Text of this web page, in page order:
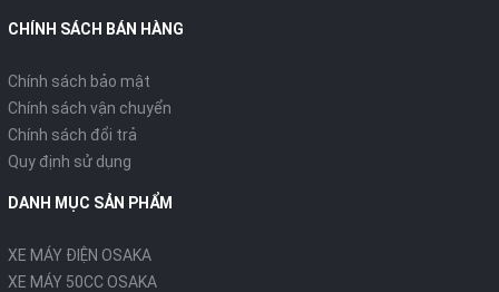
CHÍNH SÁCH BÁN HÀNG
Chính sách bảo mật
Chính sách vận chuyển
Chính sách đổi trả
Quy định sử dụng
DANH MỤC SẢN PHẨM
XE MÁY ĐIỆN OSAKA
XE MÁY 50CC OSAKA